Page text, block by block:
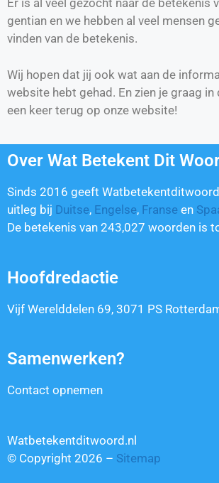
Er is al veel gezocht naar de betekenis
gentian en we hebben al veel mensen
vinden van de betekenis.
Wij hopen dat jij ook wat aan de
website hebt gehad. En zien je graag
een keer terug op onze website!
Over Wat Betekent Dit
Sinds 2016 geeft
uitleg bij Duitse, Engelse, Franse en
De betekenis van 243,027 woorden is
Hoofdredactie
Vijf Werelddelen 69, 3071 PS
Samenwerken?
Contact opnemen
Watbetekentditwoord.nl
© Copyright 2026 – Sitemap